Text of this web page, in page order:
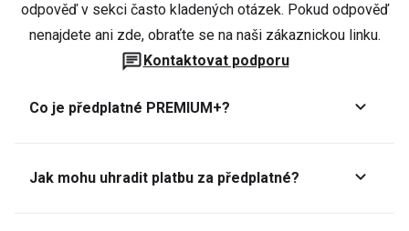
odpověď v sekci často kladených otázek. Pokud odpověď
nenajdete ani zde, obraťte se na naši zákaznickou linku.
Kontaktovat podporu
Co je předplatné PREMIUM+?
Jak mohu uhradit platbu za předplatné?